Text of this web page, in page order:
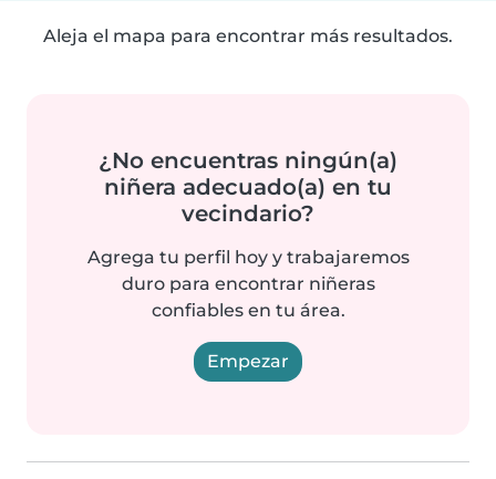
Aleja el mapa para encontrar más resultados.
¿No encuentras ningún(a)
niñera adecuado(a) en tu
vecindario?
Agrega tu perfil hoy y trabajaremos
duro para encontrar niñeras
confiables en tu área.
Empezar